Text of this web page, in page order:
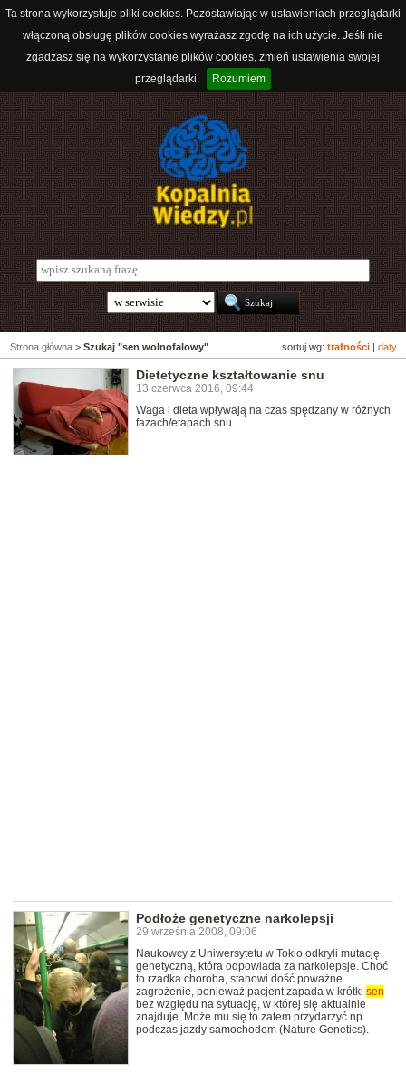
Ta strona wykorzystuje pliki cookies. Pozostawiając w ustawieniach przeglądarki
włączoną obsługę plików cookies wyrażasz zgodę na ich użycie. Jeśli nie
zgadzasz się na wykorzystanie plików cookies, zmień ustawienia swojej
przeglądarki.
Rozumiem
sortuj wg: trafności daty
Strona główna > Szukaj "sen wolnofalowy"
Dietetyczne kształtowanie snu
13 czerwca 2016, 09:44
Waga i dieta wpływają na czas spędzany w różnych
fazach/etapach snu.
Podłoże genetyczne narkolepsji
29 września 2008, 09:06
Naukowcy z Uniwersytetu w Tokio odkryli mutację
genetyczną, która odpowiada za narkolepsję. Choć
to rzadka choroba, stanowi dość poważne
zagrożenie, ponieważ pacjent zapada w krótki sen
bez względu na sytuację, w której się aktualnie
znajduje. Może mu się to zatem przydarzyć np.
podczas jazdy samochodem (Nature Genetics).